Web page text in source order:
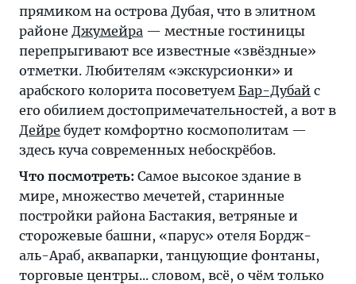
прямиком на острова Дубая, что в элитном
районе Джумейра — местные гостиницы
перепрыгивают все известные «звёздные»
отметки. Любителям «экскурсионки» и
арабского колорита посоветуем Бар-Дубай с
его обилием достопримечательностей, а вот в
Дейре будет комфортно космополитам —
здесь куча современных небоскрёбов.
Что посмотреть: Самое высокое здание в
мире, множество мечетей, старинные
постройки района Бастакия, ветряные и
сторожевые башни, «парус» отеля Бордж-
аль-Араб, аквапарки, танцующие фонтаны,
торговые центры... словом, всё, о чём только